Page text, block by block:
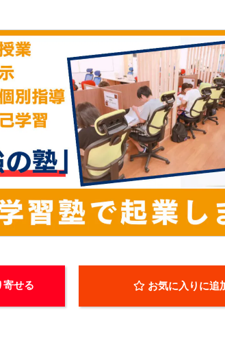
寄せる お気に入りに追